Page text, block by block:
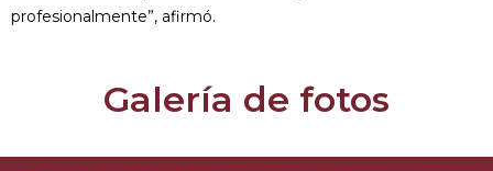
profesionalmente”, afirmó.
Galería de fotos